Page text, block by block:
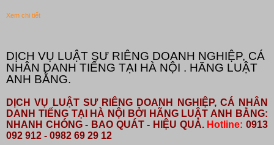
Xem chi tiết
DỊCH VỤ LUẬT SƯ RIÊNG DOANH NGHIỆP, CÁ
NHÂN DANH TIẾNG TẠI HÀ NỘI . HÃNG LUẬT
ANH BẰNG.
DỊCH VỤ LUẬT SƯ RIÊNG DOANH NGHIỆP, CÁ NHÂN
DANH TIẾNG TẠI HÀ NỘI BỞI HÃNG LUẬT ANH BẰNG:
NHANH CHÓNG - BAO QUÁT - HIỆU QUẢ. Hotline: 0913
092 912 - 0982 69 29 12